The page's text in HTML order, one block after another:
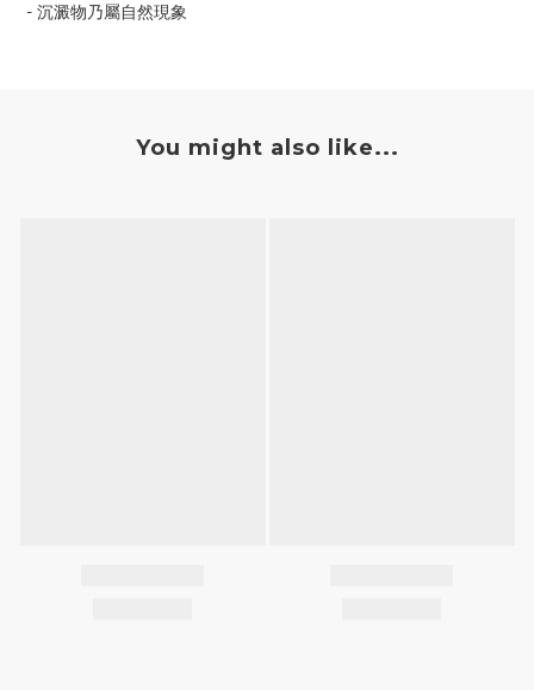
- 沉澱物乃屬自然現象
You might also like...